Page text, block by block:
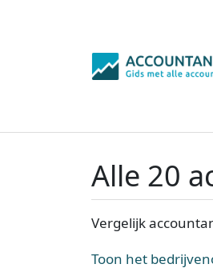
Alle 20
Vergelijk
Toon het